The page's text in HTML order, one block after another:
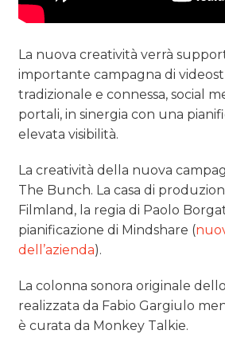
La nuova creatività verrà
importante campagna di
tradizionale e connessa, social
portali, in sinergia con una
elevata visibilità.
La creatività della nuova
The Bunch. La casa di
Filmland, la regia di Paolo
pianificazione di Mindshare (
dell’azienda).
La colonna sonora originale
realizzata da Fabio Gargiulo
è curata da Monkey Talkie.